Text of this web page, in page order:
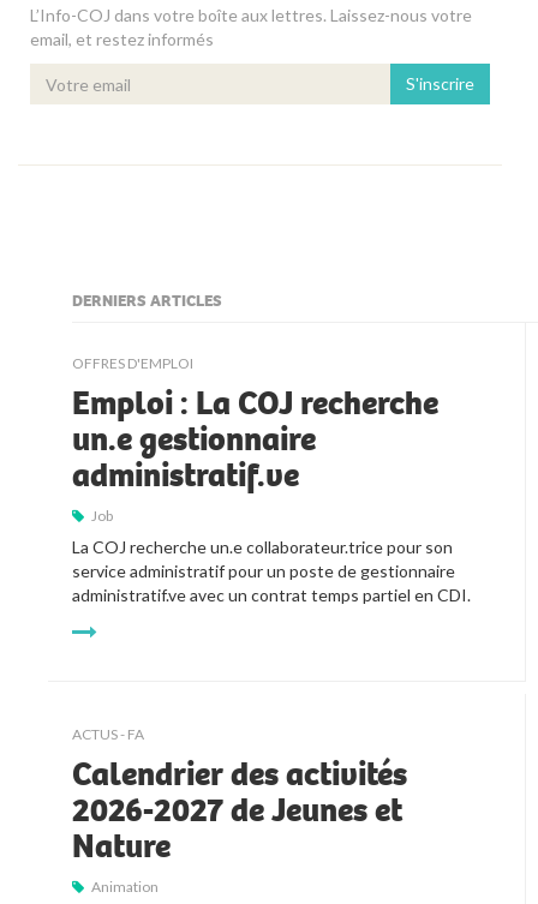
L’Info-COJ dans votre boîte aux lettres. Laissez-nous votre
email, et restez informés
S'inscrire
DERNIERS ARTICLES
OFFRES D'EMPLOI
Emploi : La COJ recherche
un.e gestionnaire
administratif.ve
Job
La COJ recherche un.e collaborateur.trice pour son
service administratif pour un poste de gestionnaire
administratif.ve avec un contrat temps partiel en CDI.
ACTUS - FA
Calendrier des activités
2026-2027 de Jeunes et
Nature
Animation